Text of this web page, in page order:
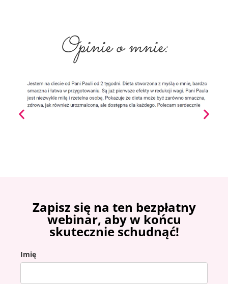
Opinie o mnie:
Zapisz się na ten bezpłatny
webinar, aby w końcu
skutecznie schudnąć!
Imię